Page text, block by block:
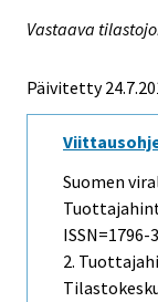
Vastaava
Päivitetty
Suomen
ISSN=1796-
2.